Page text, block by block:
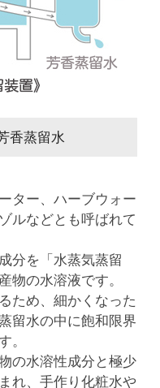
香蒸留水
ター、ハーブウォー
ルなどとも呼ばれて
分を「水蒸気蒸留
物の水溶液です。
ため、細かくなった
留水の中に飽和限界
。
の水溶性成分と極少
れ、手作り化粧水や